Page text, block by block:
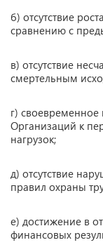
б) отсутствие
сравнению с
в) отсутствие
смертельным
г) своевременное
Организаций к
нагрузок;
д) отсутствие
правил охраны
е) достижение в
финансовых